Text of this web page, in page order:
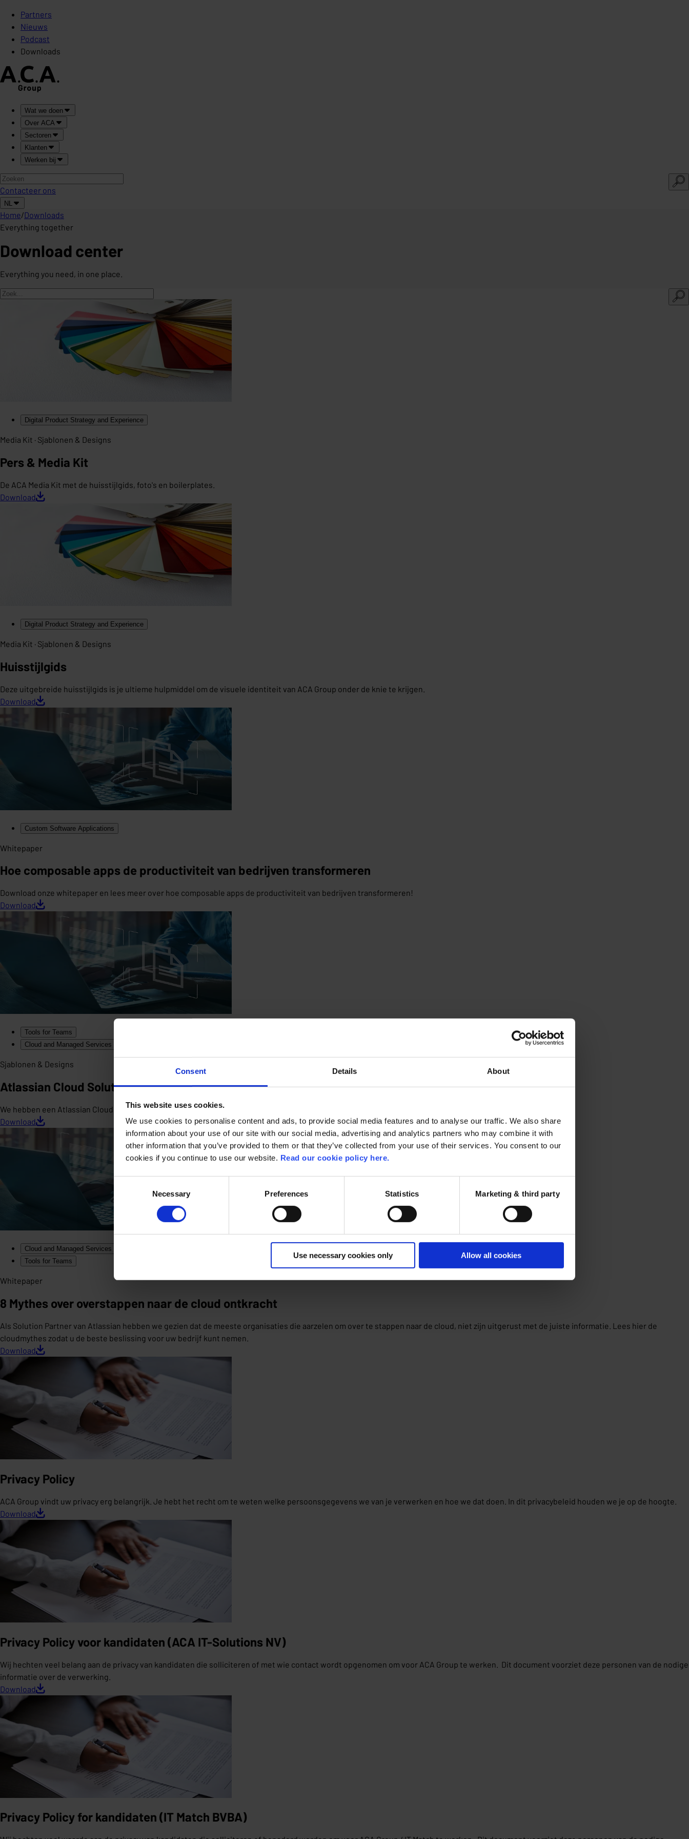
Consent Details About
This website uses cookies.
We use cookies to personalise content and ads, to provide social media features and to analyse our traffic. We also share
information about your use of our site with our social media, advertising and analytics partners who may combine it with
other information that you’ve provided to them or that they’ve collected from your use of their services. You consent to our
cookies if you continue to use our website. Read our cookie policy here.
Necessary Preferences Statistics Marketing & third party
Use necessary cookies only Allow all cookies
Partners
Nieuws
Podcast
Downloads
Wat we doen
Over ACA
Sectoren
Klanten
Werken bij
Contacteer ons
NL
Home/Downloads
Everything together
Download center
Everything you need, in one place.
Digital Product Strategy and Experience
Media Kit · Sjablonen & Designs
Pers & Media Kit
De ACA Media Kit met de huisstijlgids, foto's en boilerplates.
Download
Digital Product Strategy and Experience
Media Kit · Sjablonen & Designs
Huisstijlgids
Deze uitgebreide huisstijlgids is je ultieme hulpmiddel om de visuele identiteit van ACA Group onder de knie te krijgen.
Download
Custom Software Applications
Whitepaper
Hoe composable apps de productiviteit van bedrijven transformeren
Download onze whitepaper en lees meer over hoe composable apps de productiviteit van bedrijven transformeren!
Download
Tools for Teams
Cloud and Managed Services
Sjablonen & Designs
Atlassian Cloud Solution Chart
We hebben een Atlassian Cloud Solution beslissingstabel gemaakt die je helpt om de juiste keuze voor jou te maken!
Download
Cloud and Managed Services
Tools for Teams
Whitepaper
8 Mythes over overstappen naar de cloud ontkracht
Als Solution Partner van Atlassian hebben we gezien dat de meeste organisaties die aarzelen om over te stappen naar de cloud, niet zijn uitgerust met de juiste informatie. Lees hier de
cloudmythes zodat u de beste beslissing voor uw bedrijf kunt nemen.
Download
Privacy Policy
ACA Group vindt uw privacy erg belangrijk. Je hebt het recht om te weten welke persoonsgegevens we van je verwerken en hoe we dat doen. In dit privacybeleid houden we je op de hoogte.
Download
Privacy Policy voor kandidaten (ACA IT-Solutions NV)
Wij hechten veel belang aan de privacy van kandidaten die solliciteren of met wie contact wordt opgenomen om voor ACA Group te werken. Dit document voorziet deze personen van de nodige
informatie over de verwerking.
Download
Privacy Policy for kandidaten (IT Match BVBA)